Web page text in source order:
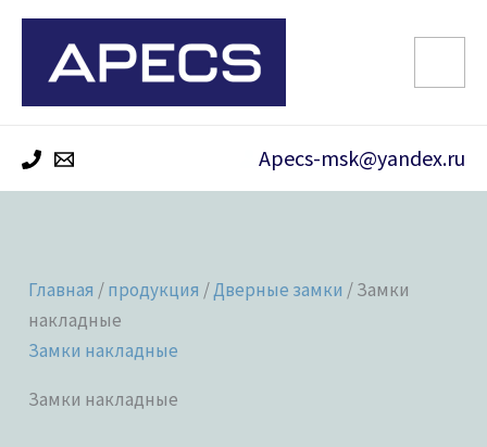
Перейти
содержимому
Apecs-msk@yandex.ru
Главная /продукция /Дверные замки / Замки
накладные
Замки накладные
Замки накладные